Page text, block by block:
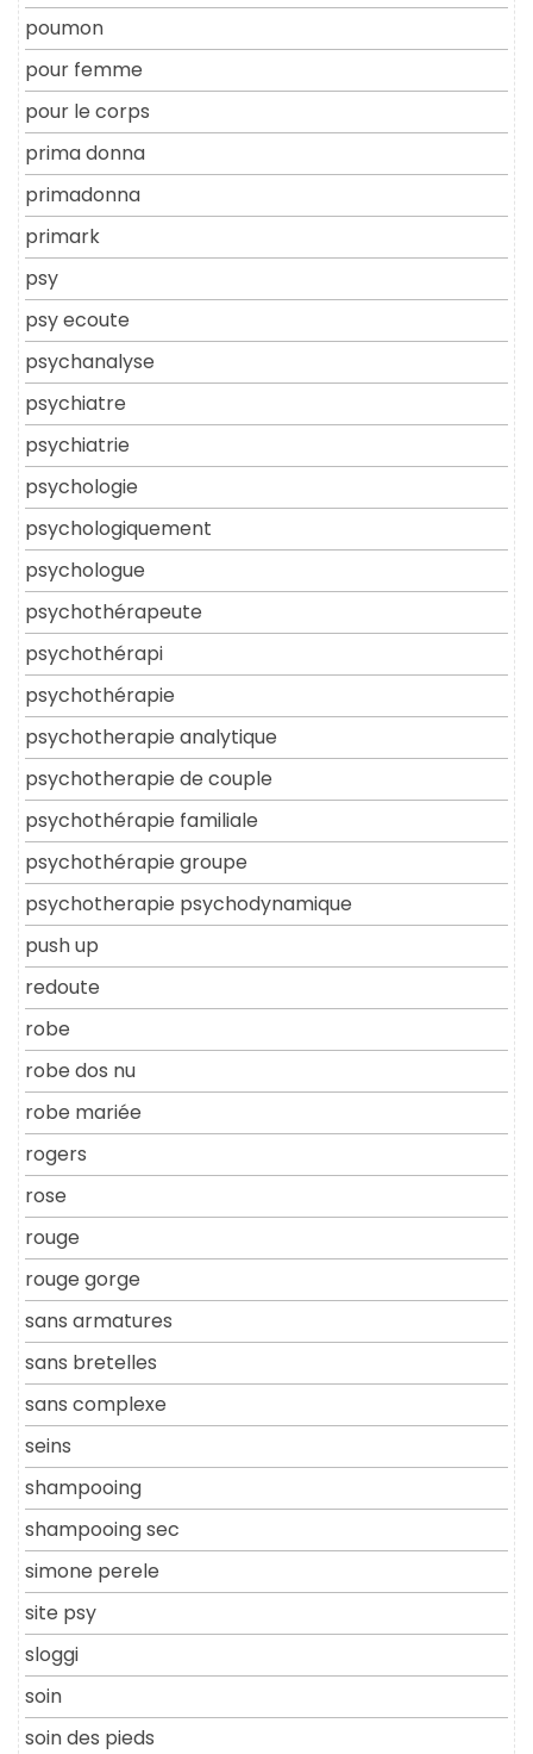
poumon
pour femme
pour le corps
prima donna
primadonna
primark
psy
psy ecoute
psychanalyse
psychiatre
psychiatrie
psychologie
psychologiquement
psychologue
psychothérapeute
psychothérapi
psychothérapie
psychotherapie analytique
psychotherapie de couple
psychothérapie familiale
psychothérapie groupe
psychotherapie psychodynamique
push up
redoute
robe
robe dos nu
robe mariée
rogers
rose
rouge
rouge gorge
sans armatures
sans bretelles
sans complexe
seins
shampooing
shampooing sec
simone perele
site psy
sloggi
soin
soin des pieds